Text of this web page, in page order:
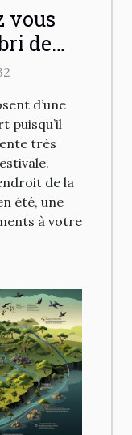
vous
de
d’une
puisqu’il
très
de la
été, une
à votre